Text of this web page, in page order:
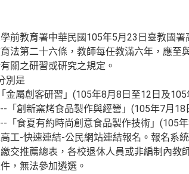
前教育署中華民國105年5月23日臺教國署
法第二十六條，教師每任教滿六年，應
關之研習或研究之規定。
別是
金屬創客研習」(105年8月8日至12日及
「創新窯烤食品製作與經營」(105年7月18
「食夏有約時尚創意食品製作技術」(105
工-快速連結-公民網站連結報名。報名系
交推薦總表，各校退休人員或非編制內
，無法參加遴選。